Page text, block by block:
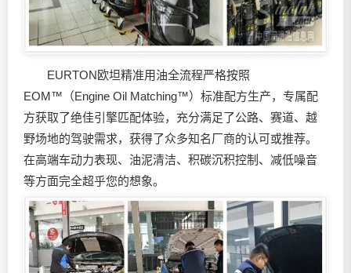
EURTON欧坦精准用油全流程严格按照
EOM™（Engine Oil Matching™）标准配方生产，专属配
方获取了绝佳引擎匹配体验，充分满足了公路、赛道、越
野场地的驾驶需求，获得了众多知名厂商的认可或推荐。
在高端车动力表现、油泥清洁、积碳沉积控制、减低噪音
等方面完全超乎您的想象。